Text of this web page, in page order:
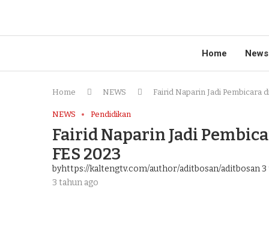
Home News
Home NEWS Fairid Naparin Jadi Pembicara
NEWS Pendidikan
Fairid Naparin Jadi
FES 2023
byhttps://kaltengtv.com/author/aditbosan/aditbosan3
3 tahun ago